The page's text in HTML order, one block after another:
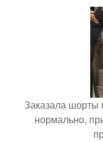
Заказала шорты
нормально,